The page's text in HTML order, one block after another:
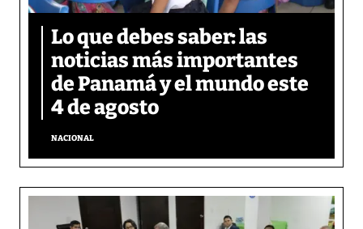
Lo que debes saber: las
noticias más importantes
de Panamá y el mundo este
4 de agosto
NACIONAL